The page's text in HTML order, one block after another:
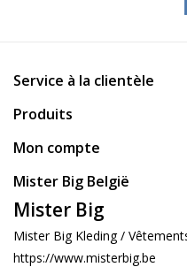
Service à la clientèle
Produits
Mon compte
Mister Big België
Mister Big
Mister Big Kleding /
https://www.misterbig.be